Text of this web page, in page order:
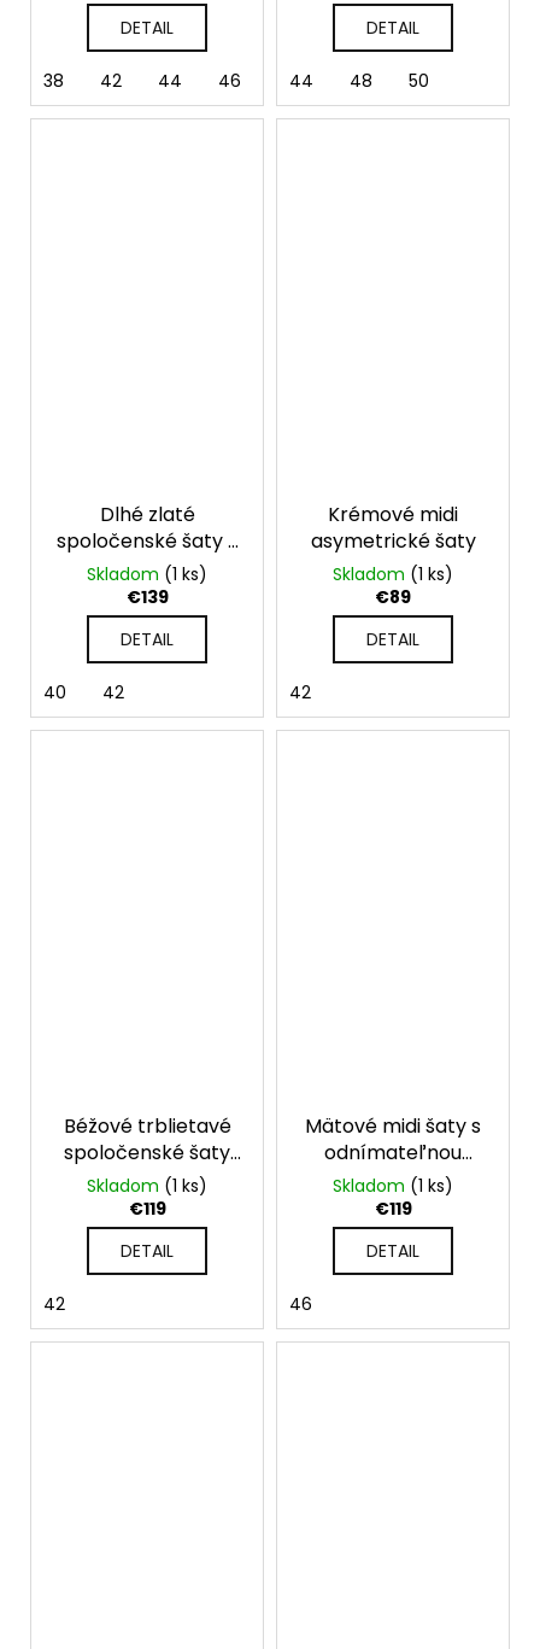
DETAIL
38 42 44 46 48 50 52
DETAIL
44 48 50
Dlhé zlaté
spoločenské šaty s
flitrami a tylovými
rukávmi
Skladom (1 ks)
€139
DETAIL
40 42
Krémové midi
asymetrické šaty
Skladom (1 ks)
€89
DETAIL
42
Béžové trblietavé
spoločenské šaty
na gumičku s
rukávmi
Skladom (1 ks)
€119
DETAIL
42
Mätové midi šaty s
odnímateľnou
kvetinovou
aplikáciou
Skladom (1 ks)
€119
DETAIL
46